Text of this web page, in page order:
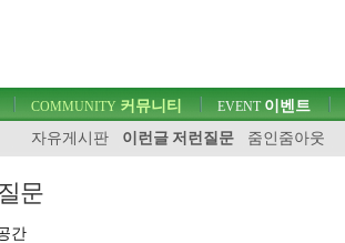
COMMUNITY 커뮤니티
자유게시판
이런글 저런질문 줌인줌아웃
EVENT이벤트
문
간